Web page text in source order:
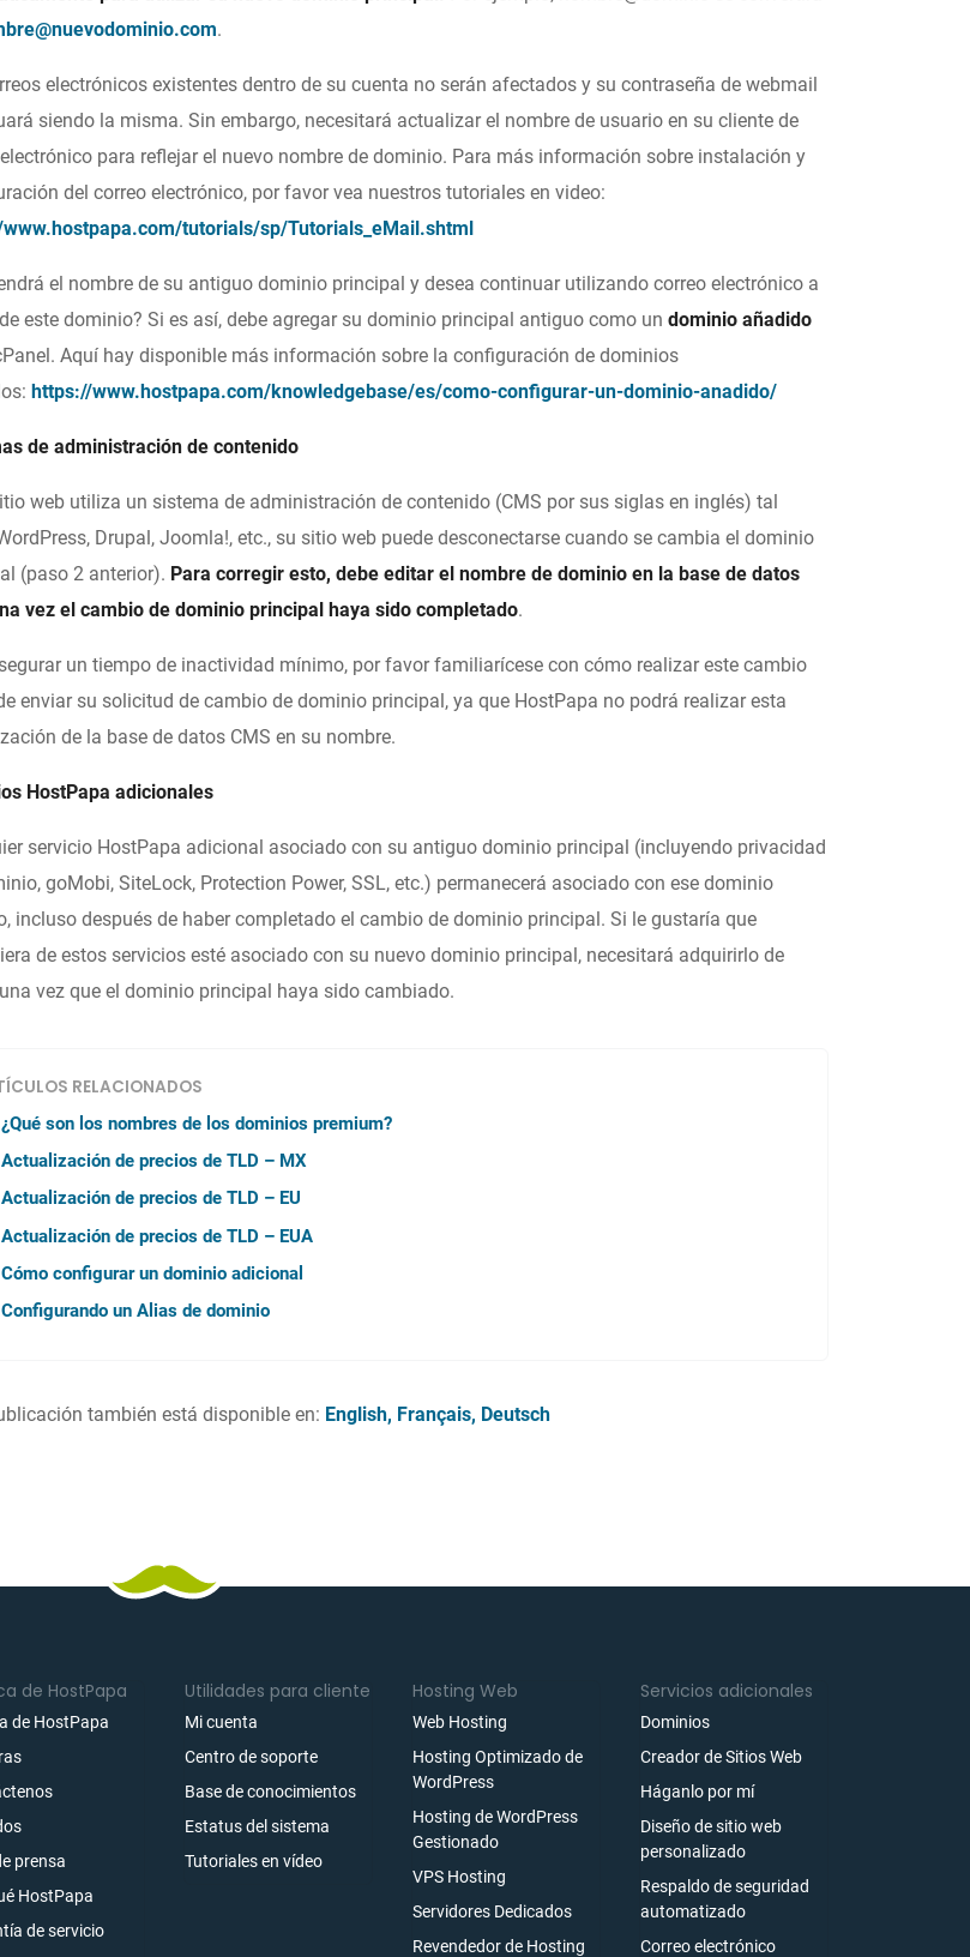
.
electrónicos existentes dentro de su cuenta no serán afectados y su contraseña de webmail
siendo la misma. Sin embargo, necesitará actualizar el nombre de usuario en su cliente de
para reflejar el nuevo nombre de dominio. Para más información sobre instalación y
del correo electrónico, por favor vea nuestros tutoriales en video:
www.hostpapa.com/tutorials/sp/Tutorials_eMail.shtml
el nombre de su antiguo dominio principal y desea continuar utilizando correo electrónico a
este dominio? Si es así, debe agregar su dominio principal antiguo como undominio añadido
Aquí hay disponible más información sobre la configuración de dominios
https://www.hostpapa.com/knowledgebase/es/como-configurar-un-dominio-anadido/
de administración de contenido
web utiliza un sistema de administración de contenido (CMS por sus siglas en inglés) tal
Drupal, Joomla!, etc., su sitio web puede desconectarse cuando se cambia el dominio
(paso 2 anterior). Para corregir esto, debe editar el nombre de dominio en la base de datos
vez el cambio de dominio principal haya sido completado.
un tiempo de inactividad mínimo, por favor familiarícese con cómo realizar este cambio
enviar su solicitud de cambio de dominio principal, ya que HostPapa no podrá realizar esta
de la base de datos CMS en su nombre.
HostPapa adicionales
servicio HostPapa adicional asociado con su antiguo dominio principal (incluyendo privacidad
goMobi, SiteLock, Protection Power, SSL, etc.) permanecerá asociado con ese dominio
incluso después de haber completado el cambio de dominio principal. Si le gustaría que
de estos servicios esté asociado con su nuevo dominio principal, necesitará adquirirlo de
vez que el dominio principal haya sido cambiado.
RELACIONADOS
¿Qué son los nombres de los dominios premium?
Actualización de precios de TLD – MX
Actualización de precios de TLD – EU
Actualización de precios de TLD – EUA
Cómo configurar un dominio adicional
Configurando un Alias de dominio
también está disponible en: English Français Deutsch
de HostPapa
de HostPapa
prensa
HostPapa
de servicio
Utilidades para cliente
Mi cuenta
Centro de soporte
Base de conocimientos
Estatus del sistema
Tutoriales en vídeo
Hosting Web
Web Hosting
Hosting Optimizado de
WordPress
Hosting de WordPress
Gestionado
VPS Hosting
Servidores Dedicados
Revendedor de Hosting
Servicios adicionales
Dominios
Creador de Sitios Web
Háganlo por mí
Diseño de sitio web
personalizado
Respaldo de seguridad
automatizado
Correo electrónico